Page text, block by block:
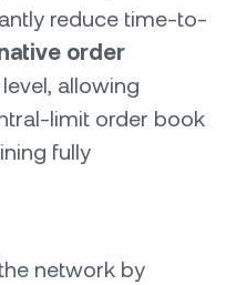
reduce time-to-
order
allowing
limit order book
fully
network by